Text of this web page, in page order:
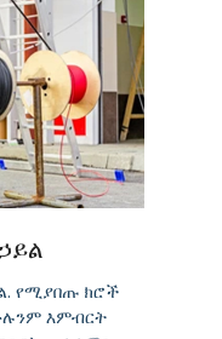
የሚያበጡ ክሮች
እምብርት